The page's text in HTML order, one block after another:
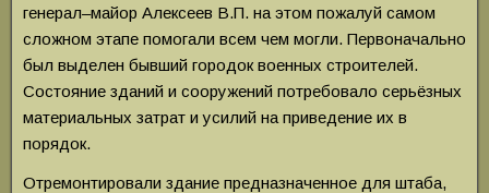
генерал–майор Алексеев В.П. на этом пожалуй самом
сложном этапе помогали всем чем могли. Первоначально
был выделен бывший городок военных строителей.
Состояние зданий и сооружений потребовало серьёзных
материальных затрат и усилий на приведение их в
порядок.
Отремонтировали здание предназначенное для штаба,